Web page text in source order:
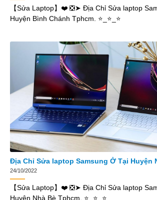
【Sửa Laptop】❤️ ❎➤ Địa Chỉ Sửa laptop
Huyện Bình Chánh Tphcm. ⭐_⭐_⭐
Địa Chỉ Sửa laptop Samsung Ở Tại Huyện
24/10/2022
【Sửa Laptop】❤️ ❎➤ Địa Chỉ Sửa laptop
Huyện Nhà Bè Tphcm. ⭐_⭐_⭐